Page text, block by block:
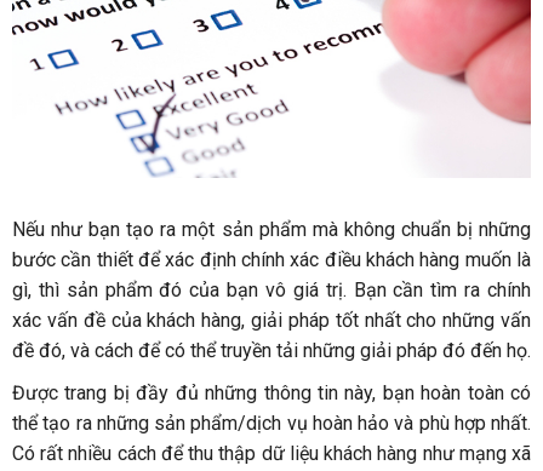
Nếu như bạn tạo ra một sản phẩm mà không chuẩn bị những
bước cần thiết để xác định chính xác điều khách hàng muốn là
gì, thì sản phẩm đó của bạn vô giá trị. Bạn cần tìm ra chính
xác vấn đề của khách hàng, giải pháp tốt nhất cho những vấn
đề đó, và cách để có thể truyền tải những giải pháp đó đến họ.
Được trang bị đầy đủ những thông tin này, bạn hoàn toàn có
thể tạo ra những sản phẩm/dịch vụ hoàn hảo và phù hợp nhất.
Có rất nhiều cách để thu thập dữ liệu khách hàng như mạng xã